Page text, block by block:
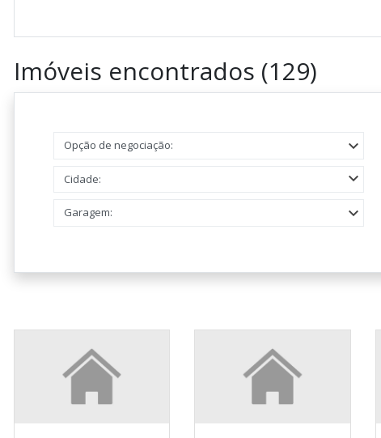
Imóveis encontrados (129)